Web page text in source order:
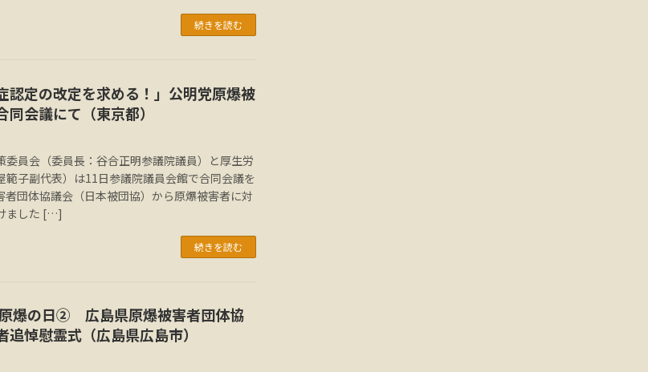
続きを読む
認定の改定を求める！」公明党原爆被
会議にて（東京都）
委員会（委員長：谷合正明参議院議員）と厚生労
範子副代表）は11日参議院議員会館で合同会議を
者団体協議会（日本被団協）から原爆被害者に対
ました […]
続きを読む
爆の日② 広島県原爆被害者団体協
悼慰霊式（広島県広島市）